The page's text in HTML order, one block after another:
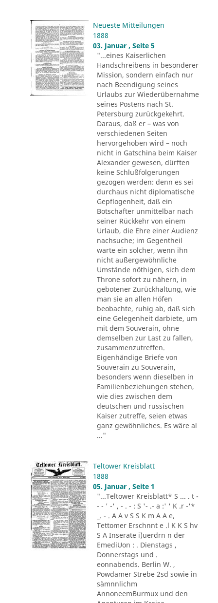
Neueste Mitteilungen
1888
03. Januar , Seite 5
"...eines Kaiserlichen
Handschreibens in besonderer
Mission, sondern einfach nur
nach Beendigung seines
Urlaubs zur Wiederübernahme
seines Postens nach St.
Petersburg zurückgekehrt.
Daraus, daß er – was von
verschiedenen Seiten
hervorgehoben wird – noch
nicht in Gatschina beim Kaiser
Alexander gewesen, dürften
keine Schlußfolgerungen
gezogen werden: denn es sei
durchaus nicht diplomatische
Gepflogenheit, daß ein
Botschafter unmittelbar nach
seiner Rückkehr von einem
Urlaub, die Ehre einer Audienz
nachsuche; im Gegentheil
warte ein solcher, wenn ihn
nicht außergewöhnliche
Umstände nöthigen, sich dem
Throne sofort zu nähern, in
gebotener Zurückhaltung, wie
man sie an allen Höfen
beobachte, ruhig ab, daß sich
eine Gelegenheit darbiete, um
mit dem Souverain, ohne
demselben zur Last zu fallen,
zusammenzutreffen.
Eigenhändige Briefe von
Souverain zu Souverain,
besonders wenn dieselben in
Familienbeziehungen stehen,
wie dies zwischen dem
deutschen und russischen
Kaiser zutreffe, seien etwas
ganz gewöhnliches. Es wäre al
..."
Teltower Kreisblatt
1888
05. Januar , Seite 1
"...Teltower Kreisblatt* S ... . t -
- - ' -' , - . - : S '- .- a :' ' K .r -'*
_. - . A A v S S K m A A e,
Tettomer Erschnnt e .l K K S hv
S A Inserate i)uerdrn n der
EmediUon : . Dienstags ,
Donnerstags und .
eonnabends. Berlin W. ,
Powdamer Strebe 2sd sowie in
sämnnlichm
AnnoneemBurmux und den